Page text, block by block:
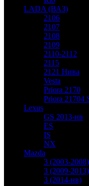
LADA (ВАЗ)
2106
2107
2108
2109
2110-2112
2115
2121 Нива
Vesta
Priora 2170
Priora 21704
Lexus
GS 2013-нв
ES
IS
NX
Mazda
3 (2003-2008)
3 (2009-2013)
3 (2014-нв)